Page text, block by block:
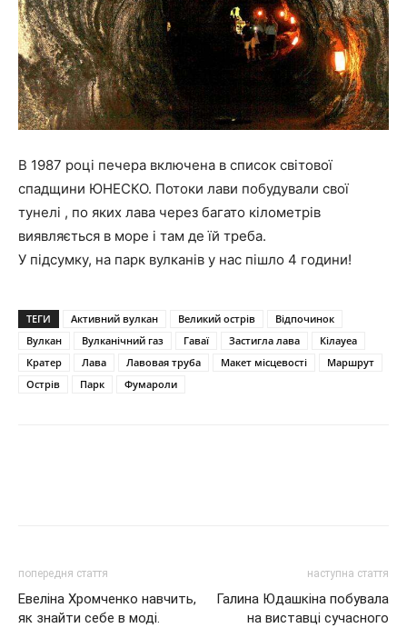
В 1987 році печера включена в список світової
спадщини ЮНЕСКО. Потоки лави побудували свої
тунелі , по яких лава через багато кілометрів
виявляється в море і там де їй треба.
У підсумку, на парк вулканів у нас пішло 4 години!
ТЕГИ Активний вулкан Великий острів
Відпочинок
Вулкан
Вулканічний газ Гаваї Застигла лава
Кілауеа
Кратер
Лава Лавовая труба Макет місцевості
Маршрут
Острів
Парк Фумароли
попередня стаття
Евеліна Хромченко навчить,
як знайти себе в моді.
наступна стаття
Галина Юдашкіна побувала
на виставці сучасного